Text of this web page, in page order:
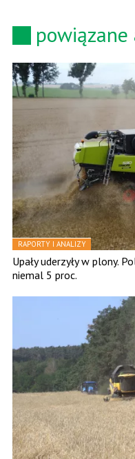
powiązane
RAPORTY I ANALIZY
Upały uderzyły w plony.
niemal 5 proc.